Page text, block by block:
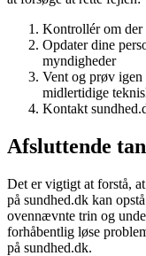
Kontrollér om der
Opdater dine
myndigheder
Vent og prøv igen
midlertidige
Kontakt
Afsluttende
Det er vigtigt at forstå,
på sundhed.dk kan
ovennævnte trin og
forhåbentlig løse
på sundhed.dk.